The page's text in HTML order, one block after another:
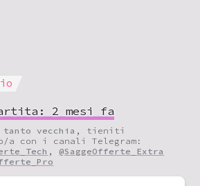
2 mesi fa
tanto vecchia , tieniti
a con i canali Telegram:
, @SaggeOfferte_Extra